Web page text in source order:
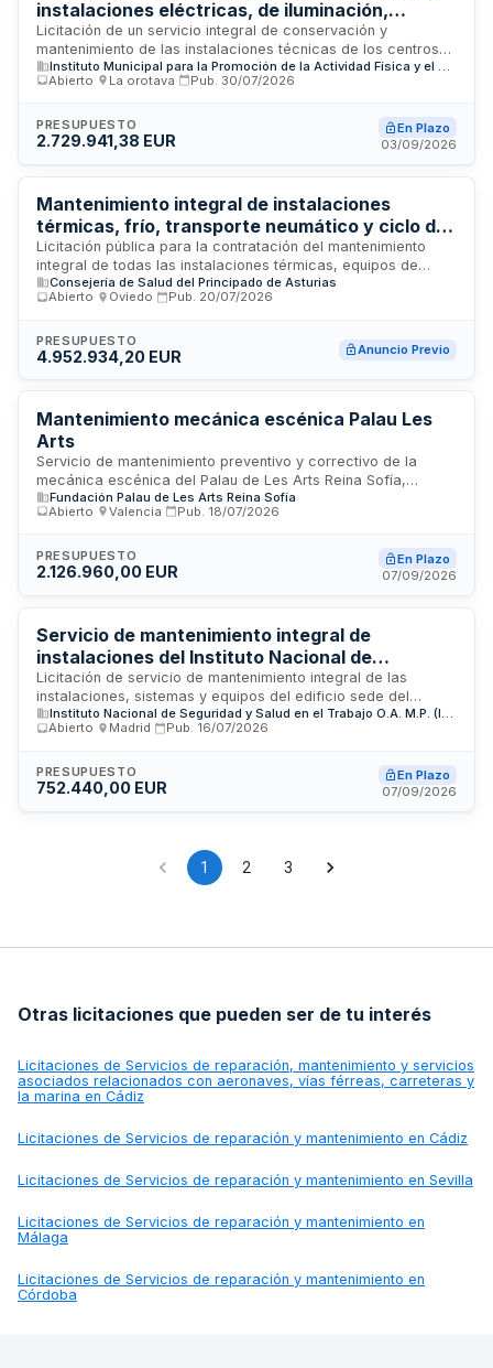
instalaciones eléctricas, de iluminación,
protección contra incendios y aparatos
elevadores en centros deportivos municipales
de Las Palmas de Gran Canaria
Licitación de un servicio integral de conservación y
mantenimiento de las instalaciones técnicas de los centros
deportivos municipales del Ayuntamiento de Las Palmas de
Gran Canaria. El contrato abarca el mantenimiento preventivo
iluminación, equipos de protección contra incendios y
aparatos elevadores, dividido en dos lotes independientes
ejecución autónoma. La prestación se desarrolla sobre las
instalaciones de los centros deportivos municipales
gestionados por el Instituto Municipal de Deportes.
Instituto Municipal para la Promoción de la Actividad Física y el Deporte del Ayuntamiento de Las Palmas de Gran Canaria
Abierto
La orotava Pub. 30/07/2026
PRESUPUESTO
2.729.941,38 EUR
En Plazo
03/09/2026
Mantenimiento integral de instalaciones
térmicas, frío, transporte neumático y ciclo del
agua del Área Sanitaria V - Gijón
Licitación pública para la contratación del mantenimiento
integral de todas las instalaciones térmicas, equipos de
refrigeración, sistemas de transporte neumático,
instalaciones de suministro y depuración de agua, así como
Alta Complejidad Hospitalaria y edificios extrahospitalarios
del Área Sanitaria V de Gijón, abarcando los concejos de
conservación, reparación y mantenimiento preventivo y
correctivo de todas las instalaciones mencionadas. La
adjudicación corre a cargo de la Gerencia del Área Sanitaria
V del Servicio de Salud del Principado de Asturias,
organismo público encargado de la gestión sanitaria
territorial.
Consejería de Salud del Principado de Asturias
Abierto
Oviedo Pub. 20/07/2026
PRESUPUESTO
4.952.934,20 EUR Anuncio Previo
Mantenimiento mecánica escénica Palau Les
Arts
Servicio de mantenimiento preventivo y correctivo de la
mecánica escénica del Palau de Les Arts Reina Sofía,
incluyendo sistemas de elevación, tramoyas y equipos
técnicos del escenario.
Fundación Palau de Les Arts Reina Sofía
Abierto
Valencia Pub. 18/07/2026
PRESUPUESTO
2.126.960,00 EUR
En Plazo
07/09/2026
Servicio de mantenimiento integral de
instalaciones del Instituto Nacional de
Seguridad y Salud en el Trabajo en Madrid
Licitación de servicio de mantenimiento integral de las
instalaciones, sistemas y equipos del edificio sede del
Instituto Nacional de Seguridad y Salud en el Trabajo ubicado
en Madrid. El servicio comprende mantenimiento preventivo
como reparación de averías y deficiencias detectadas.
Incluye mano de obra, diagnosis, inspecciones, ajustes y
Instituto Nacional de Seguridad y Salud en el Trabajo O.A. M.P. (INSST)
Abierto
Madrid Pub. 16/07/2026
PRESUPUESTO
752.440,00 EUR
En Plazo
07/09/2026
1 2 3
Otras licitaciones que pueden ser de tu interés
Licitaciones de Servicios de reparación, mantenimiento y servicios
asociados relacionados con aeronaves, vías férreas, carreteras y
la marina en Cádiz
Licitaciones de Servicios de reparación y mantenimiento en Cádiz
Licitaciones de Servicios de reparación y mantenimiento en Sevilla
Licitaciones de Servicios de reparación y mantenimiento en
Málaga
Licitaciones de Servicios de reparación y mantenimiento en
Córdoba